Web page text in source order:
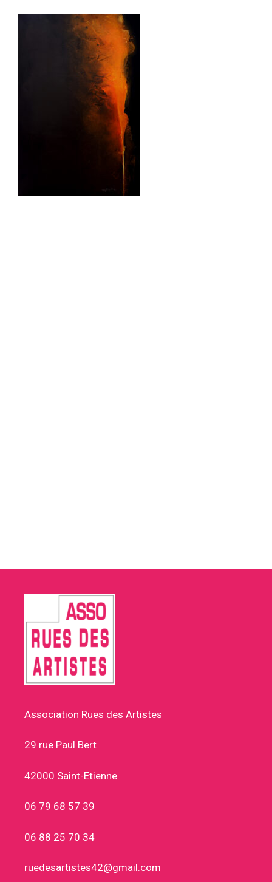
Association Rues des Artistes
29 rue Paul Bert
42000 Saint-Etienne
06 79 68 57 39
06 88 25 70 34
ruedesartistes42@gmail.com